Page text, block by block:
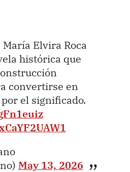
Elvira Roca
histórica que
convertirse en
el significado.
May 13, 2026